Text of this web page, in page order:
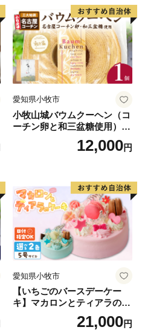
愛知県小牧市
小牧山城バウムクーヘン（コ
ーチン卵と和三盆糖使用）
名古屋コーチン バームクー
ヘン 和三盆 小牧銘菓 バウム
12,000円
愛知県小牧市
【いちごのバースデーケー
キ】マカロンとティアラのケ
ーキ スイーツ 日時指定可 デ
ザート 洋菓子 お取り寄せ 愛
21,000円